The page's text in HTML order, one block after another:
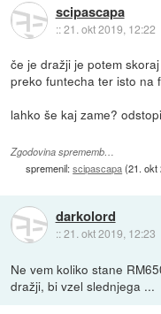
scipascapa
::21. okt 2019, 12:22
če je dražji je potem
preko funtecha ter isto na
lahko še kaj zame?
Zgodovina sprememb…
spremenil:scipascapa(21. okt
darkolord
::21. okt 2019, 12:23
Ne vem koliko stane
dražji, bi vzel slednjega ...